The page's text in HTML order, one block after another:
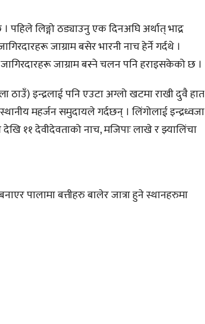
। पहिले लिङ्गो ठड्याउनु एक दिनअघि अर्थात् भाद्र
जाग्राम बसेर भारनी नाच हेर्ने गर्दथे ।
जाग्राम बस्ने चलन पनि हराइसकेको छ ।
इन्द्रलाई पनि एउटा अग्लो खटमा राखी दुवै हात
महर्जन समुदायले गर्दछन् । लिंगोलाई इन्द्रध्वजा
देखि ११ देवीदेवताको नाच, मजिपाः लाखे र झ्यालिंचा
पालामा बत्तीहरु बालेर जात्रा हुने स्थानहरुमा